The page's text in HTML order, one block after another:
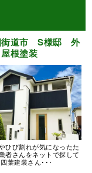
街道市 S様邸 外
根塗装
ひび割れが気になったた
者さんをネットで探して
葉建装さん･･･